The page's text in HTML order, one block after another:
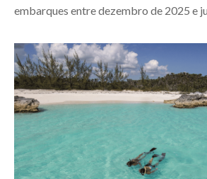
embarques entre dezembro de 2025 e